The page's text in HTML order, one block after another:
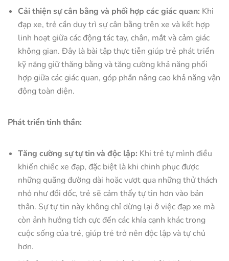
Cải thiện sự cân bằng và phối hợp các giác quan: Khi
đạp xe, trẻ cần duy trì sự cân bằng trên xe và kết hợp
linh hoạt giữa các động tác tay, chân, mắt và cảm giác
không gian. Đây là bài tập thực tiễn giúp trẻ phát triển
kỹ năng giữ thăng bằng và tăng cường khả năng phối
hợp giữa các giác quan, góp phần nâng cao khả năng vận
động toàn diện.
Phát triển tinh thần:
Tăng cường sự tự tin và độc lập: Khi trẻ tự mình điều
khiển chiếc xe đạp, đặc biệt là khi chinh phục được
những quãng đường dài hoặc vượt qua những thử thách
nhỏ như đồi dốc, trẻ sẽ cảm thấy tự tin hơn vào bản
thân. Sự tự tin này không chỉ dừng lại ở việc đạp xe mà
còn ảnh hưởng tích cực đến các khía cạnh khác trong
cuộc sống của trẻ, giúp trẻ trở nên độc lập và tự chủ
hơn.